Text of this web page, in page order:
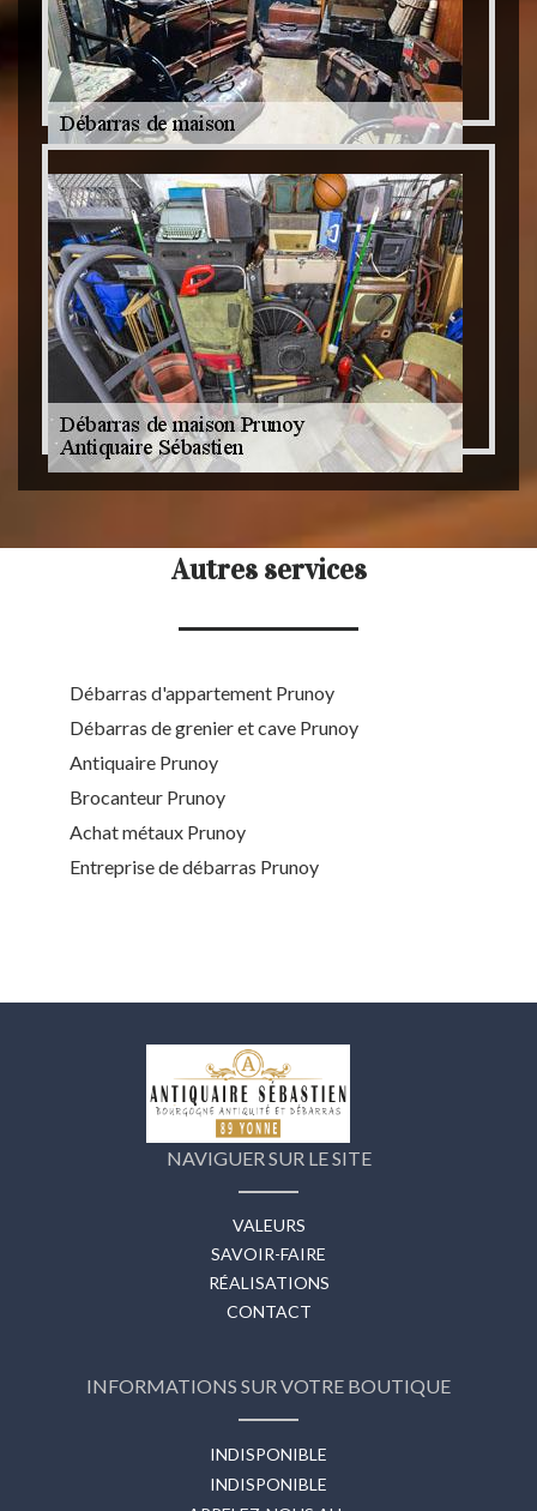
Autres services
Débarras d'appartement Prunoy
Débarras de grenier et cave Prunoy
Antiquaire Prunoy
Brocanteur Prunoy
Achat métaux Prunoy
Entreprise de débarras Prunoy
NAVIGUER SUR LE SITE
VALEURS
SAVOIR-FAIRE
RÉALISATIONS
CONTACT
INFORMATIONS SUR VOTRE BOUTIQUE
INDISPONIBLE
INDISPONIBLE